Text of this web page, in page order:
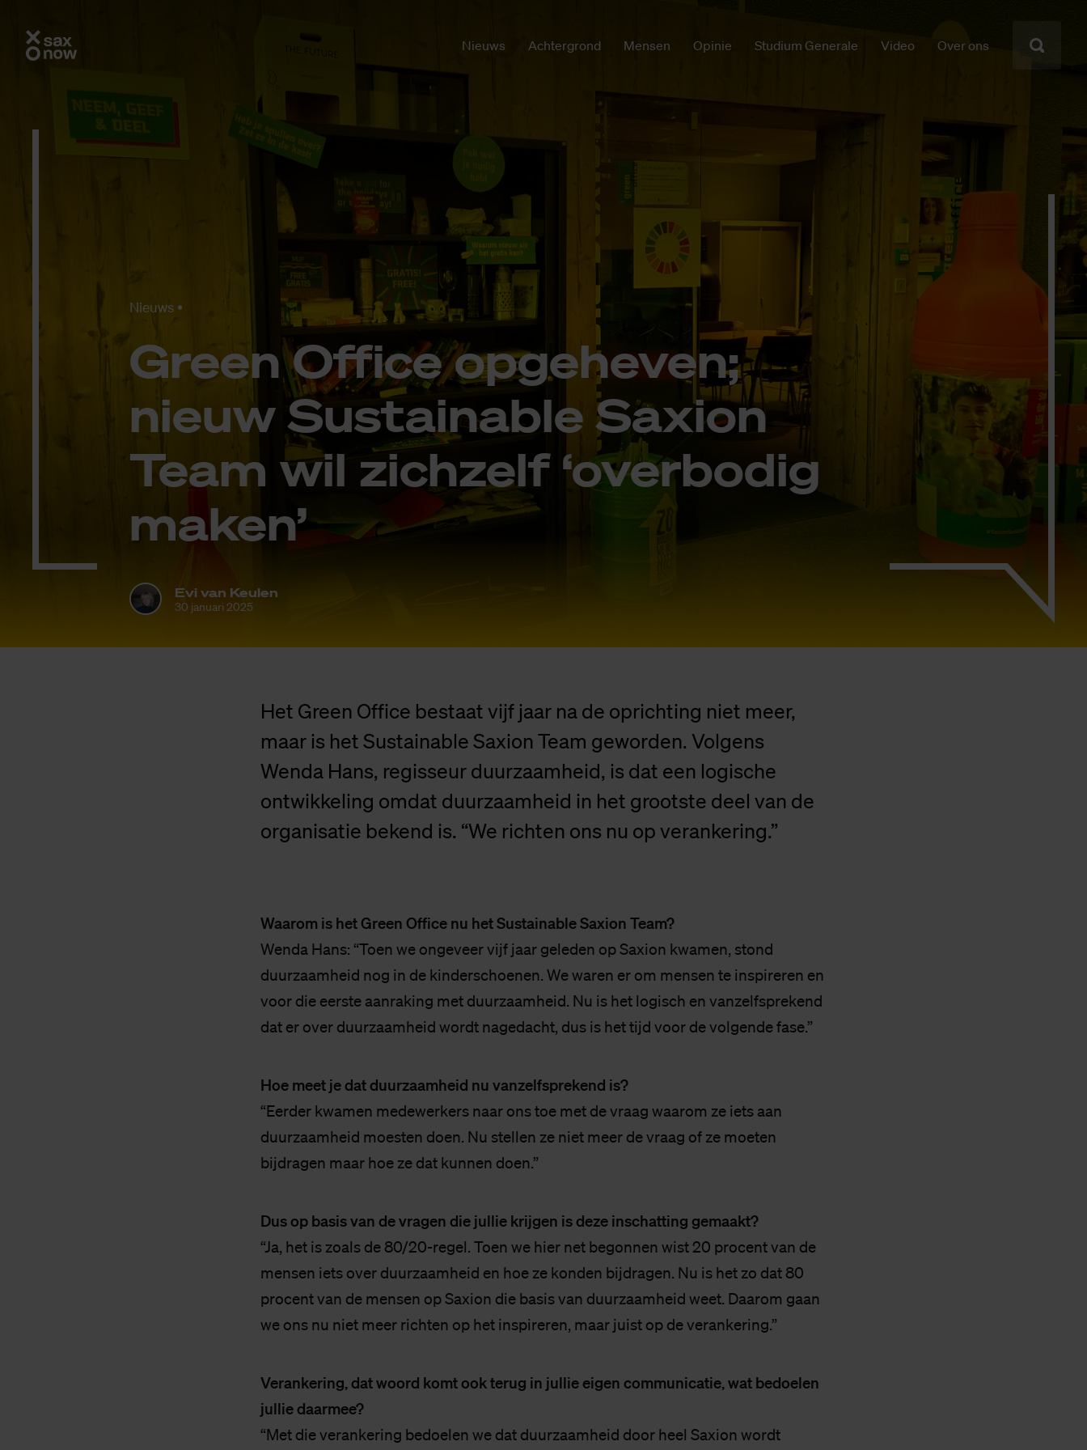
Nieuws Achtergrond Mensen Opinie Studium Generale Video Over ons
Nieuws
Green Of­fi­ce op­ge­he­ven;
nieuw Sustai­na­ble Saxi­on
Team wil zich­zelf ‘over­bo­dig
ma­ken’
Evi van Keulen
30 januari 2025
Het Green Office bestaat vijf jaar na de oprichting niet meer,
maar is het Sustainable Saxion Team geworden. Volgens
Wenda Hans, regisseur duurzaamheid, is dat een logische
ontwikkeling omdat duurzaamheid in het grootste deel van de
organisatie bekend is. “We richten ons nu op verankering.”
Waarom is het Green Office nu het Sustainable Saxion Team?
Wenda Hans: “Toen we ongeveer vijf jaar geleden op Saxion kwamen, stond
duurzaamheid nog in de kinderschoenen. We waren er om mensen te inspireren en
voor die eerste aanraking met duurzaamheid. Nu is het logisch en vanzelfsprekend
dat er over duurzaamheid wordt nagedacht, dus is het tijd voor de volgende fase.”
Hoe meet je dat duurzaamheid nu vanzelfsprekend is?
“Eerder kwamen medewerkers naar ons toe met de vraag waarom ze iets aan
duurzaamheid moesten doen. Nu stellen ze niet meer de vraag of ze moeten
bijdragen maar hoe ze dat kunnen doen.”
Dus op basis van de vragen die jullie krijgen is deze inschatting gemaakt?
“Ja, het is zoals de 80/20-regel. Toen we hier net begonnen wist 20 procent van de
mensen iets over duurzaamheid en hoe ze konden bijdragen. Nu is het zo dat 80
procent van de mensen op Saxion die basis van duurzaamheid weet. Daarom gaan
we ons nu niet meer richten op het inspireren, maar juist op de verankering.”
Verankering, dat woord komt ook terug in jullie eigen communicatie, wat bedoelen
jullie daarmee?
“Met die verankering bedoelen we dat duurzaamheid door heel Saxion wordt